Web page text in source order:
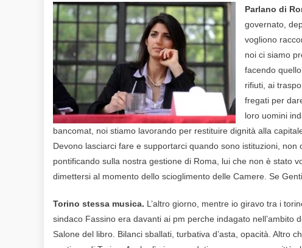
Parlano di
governato,
vogliono
noi ci siamo
facendo
rifiuti, ai
fregati per
loro uomini
bancomat, noi stiamo lavorando per restituire dignità alla
Devono lasciarci fare e supportarci quando sono istituzioni,
pontificando sulla nostra gestione di Roma, lui che non è stato
dimettersi al momento dello scioglimento delle Camere. Se
Torino stessa musica. L’altro giorno, mentre io giravo tra i
sindaco Fassino era davanti ai pm perche indagato nell’ambito
Salone del libro. Bilanci sballati, turbativa d’asta, opacità. Altro